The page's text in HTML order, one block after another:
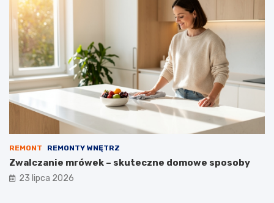
REMONT REMONTY WNĘTRZ
Zwalczanie mrówek – skuteczne domowe sposoby
23 lipca 2026